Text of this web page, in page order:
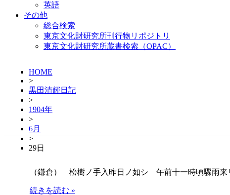
英語
その他
総合検索
東京文化財研究所刊行物リポジトリ
東京文化財研究所蔵書検索（OPAC）
HOME
>
黒田清輝日記
>
1904年
>
6月
>
29日
（鎌倉） 松樹ノ手入昨日ノ如シ 午前十一時頃驟雨
続きを読む »